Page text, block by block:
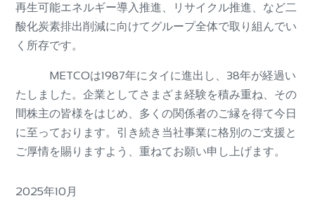
再生可能エネルギー導入推進、リサイクル推進、など二
酸化炭素排出削減に向けてグループ全体で取り組んでい
く所存です。
METCOは1987年にタイに進出し、38年が経過い
たしました。企業としてさまざま経験を積み重ね、その
間株主の皆様をはじめ、多くの関係者のご縁を得て今日
に至っております。引き続き当社事業に格別のご支援と
ご厚情を賜りますよう、重ねてお願い申し上げます。
2025年10月